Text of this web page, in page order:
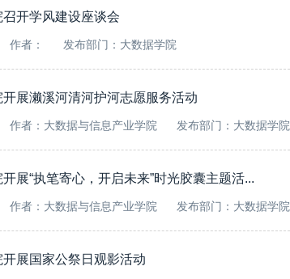
开学风建设座谈会
作者： 发布部门：大数据学院
展濑溪河清河护河志愿服务活动
作者：大数据与信息产业学院 发布部门：大数据学院
展“执笔寄心，开启未来”时光胶囊主题活...
作者：大数据与信息产业学院 发布部门：大数据学院
展国家公祭日观影活动